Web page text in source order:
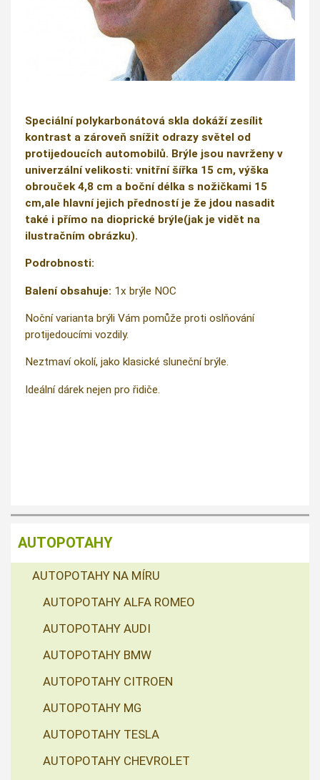
Speciální polykarbonátová skla dokáží zesílit
kontrast a zároveň snížit odrazy světel od
protijedoucích automobilů. Brýle jsou navrženy v
univerzální velikosti: vnitřní šířka 15 cm, výška
obrouček 4,8 cm a boční délka s nožičkami 15
cm,ale hlavní jejich předností je že jdou nasadit
také i přímo na dioprické brýle(jak je vidět na
ilustračním obrázku).
Podrobnosti:
Balení obsahuje: 1x brýle NOC
Noční varianta brýli Vám pomůže proti oslňování
protijedoucími vozdily.
Neztmaví okolí, jako klasické sluneční brýle.
Ideální dárek nejen pro řidiče.
AUTOPOTAHY
AUTOPOTAHY NA MÍRU
AUTOPOTAHY ALFA ROMEO
AUTOPOTAHY AUDI
AUTOPOTAHY BMW
AUTOPOTAHY CITROEN
AUTOPOTAHY MG
AUTOPOTAHY TESLA
AUTOPOTAHY CHEVROLET